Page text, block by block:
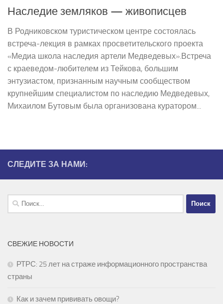
Наследие земляков — живописцев
В Родниковском туристическом центре состоялась
встреча­-лекция в рамках просветительского проекта
«Медиа ­школа наследия артели Медведевых».Встреча
с краеведом-­любителем из Тейкова, большим
энтузиастом, признанным научным сообществом
крупнейшим специалистом по наследию Медведевых,
Михаилом Бутовым была организована куратором...
СЛЕДИТЕ ЗА НАМИ:
Найти:
СВЕЖИЕ НОВОСТИ
РТРС: 25 лет на страже информационного пространства
страны
Как и зачем прививать овощи?